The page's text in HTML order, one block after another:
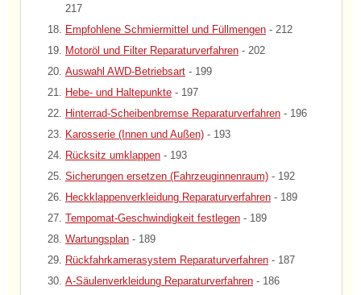
217
Empfohlene Schmiermittel und Füllmengen - 212
Motoröl und Filter Reparaturverfahren - 202
Auswahl AWD-Betriebsart - 199
Hebe- und Haltepunkte - 197
Hinterrad-Scheibenbremse Reparaturverfahren - 196
Karosserie (Innen und Außen) - 193
Rücksitz umklappen - 193
Sicherungen ersetzen (Fahrzeuginnenraum) - 192
Heckklappenverkleidung Reparaturverfahren - 189
Tempomat-Geschwindigkeit festlegen - 189
Wartungsplan - 189
Rückfahrkamerasystem Reparaturverfahren - 187
A-Säulenverkleidung Reparaturverfahren - 186